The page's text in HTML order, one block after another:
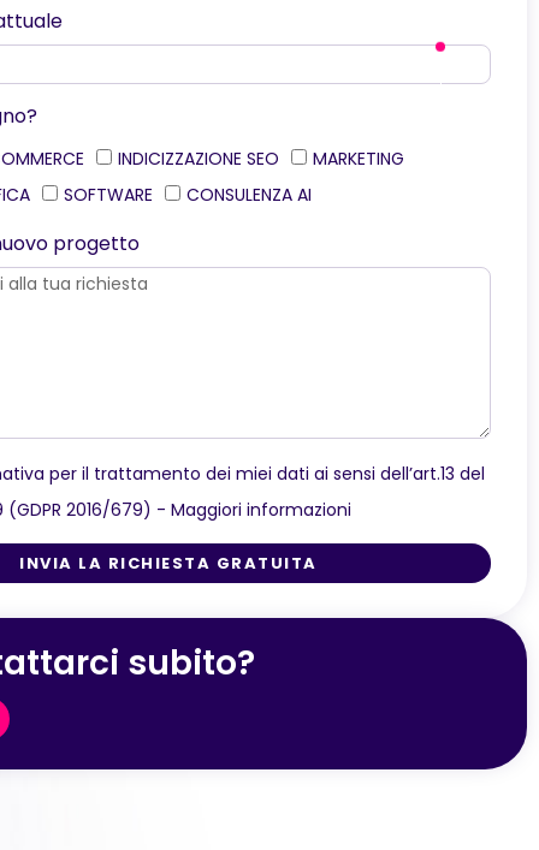
INDICIZZAZIONE SEO
MARKETING
SOFTWARE CONSULENZA AI
progetto
per il trattamento dei miei dati ai sensi dell’art.13 del
(GDPR 2016/679) - Maggiori informazioni
INVIA LA RICHIESTA GRATUITA
subito?